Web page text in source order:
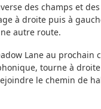
des champs et
à droite puis à
autre route.
Lane au
tourne à
le chemin de